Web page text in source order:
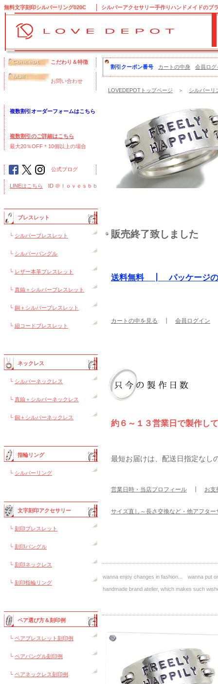
無料文字刻印シルバーリング020C シルバーアクセサリー手作りハンドメイドのブ
こだわり＆特徴
お問い合わせ
複数割引オーダーフォームはこちら
複数割引のご詳細はこちら
最大20％OFF＊10個以上の場合
公式ブログ
LINEはこちら ID ＠ｌｏｖｅｓｂｂ
ブレスレット
└ シルバーブレスレット
└ シルバーバングル
└ レザー本革ブレスレット
└ 真鍮＋シルバーブレスレット
└ 銅＋シルバーブレスレット
└ 紐コードブレスレット
ネックレス
└ シルバーネックレス
└ 真鍮＋シルバーネックレス
└ 銅＋シルバーネックレス
指輪リング
└ シルバーリング
文字刻印アクセサリー
└ 刻印ブレスレット
└ 刻印バングル
└ 刻印ネックレス
└ 刻印指輪リング
ペア選び方＆刻印例
└ ペアブレスレット刻印例
└ ペアバングル刻印例
└ ペアネックレス刻印例
割引クーポン番号 カートの中身 会員ログ
LOVEDEPOTトップページ ＞ シルバーリ
販売終了致しました
送料無料 ┃ パッケージの
カートの中を見る 会員ログイン
約６～１３営業日で製作し
最短お届けは、配送日指定なし
営業日時・当店プロフィール お支
サイズ直し～長さ交換など・他アフタ
wanna enjoy changes in fashion... wanna put
handmade brand atelier, which makes such